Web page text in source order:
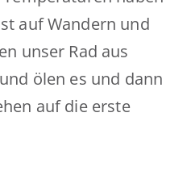
auf Wandern und
unser Rad aus
ölen es und dann
auf die erste